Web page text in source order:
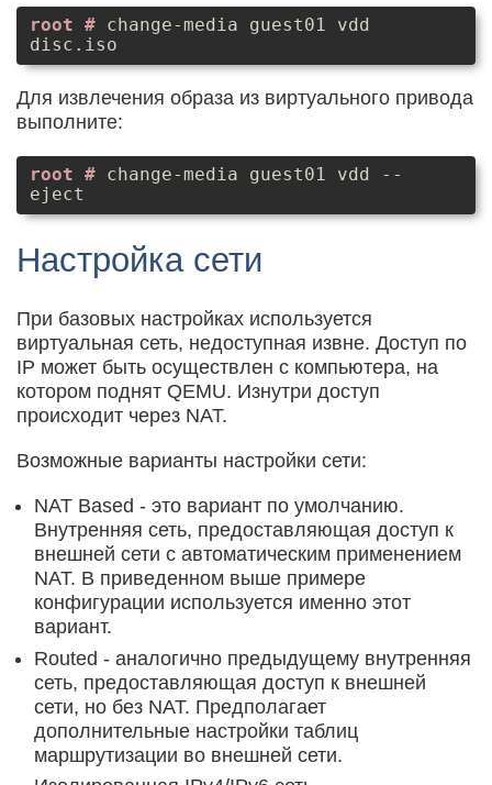
change-media guest01 vdd
disc.iso
Для извлечения образа из виртуального привода
выполните:
change-media guest01 vdd --
eject
Настройка сети
При базовых настройках используется
виртуальная сеть, недоступная извне. Доступ по
IP может быть осуществлен с компьютера, на
котором поднят QEMU. Изнутри доступ
происходит через NAT.
Возможные варианты настройки сети:
NAT Based - это вариант по умолчанию.
Внутренняя сеть, предоставляющая доступ к
внешней сети с автоматическим применением
NAT. В приведенном выше примере
конфигурации используется именно этот
вариант.
Routed - аналогично предыдущему внутренняя
сеть, предоставляющая доступ к внешней
сети, но без NAT. Предполагает
дополнительные настройки таблиц
маршрутизации во внешней сети.